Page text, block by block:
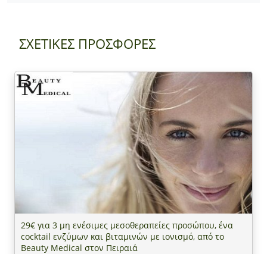
ΣΧΕΤΙΚΕΣ ΠΡΟΣΦΟΡΕΣ
29€ για 3 μη ενέσιμες μεσοθεραπείες προσώπου, ένα
cocktail ενζύμων και βιταμινών με ιονισμό, από το
Beauty Medical στον Πειραιά